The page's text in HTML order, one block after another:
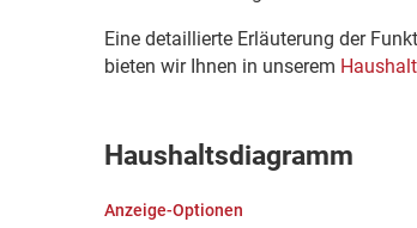
Eine detaillierte Erläuterung der
bieten wir Ihnen in unserem
Haushaltsdiagramm
Anzeige-Optionen